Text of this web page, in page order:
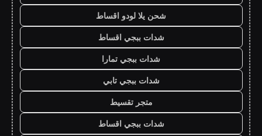
شحن يلا لودو اقساط
شدات ببجي اقساط
شدات ببجي تمارا
شدات ببجي تابي
متجر تقسيط
شدات ببجي اقساط